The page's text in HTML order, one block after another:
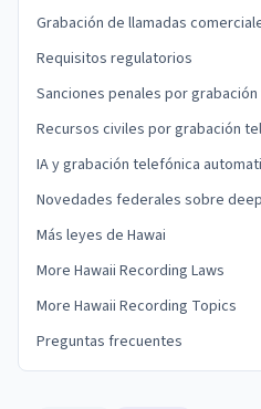
Grabación de llamadas
Requisitos regulatorios
Sanciones penales por
Recursos civiles por grabación
IA y grabación telefónica
Novedades federales sobre
Más leyes de Hawai
More Hawaii Recording Laws
More Hawaii Recording Topics
Preguntas frecuentes